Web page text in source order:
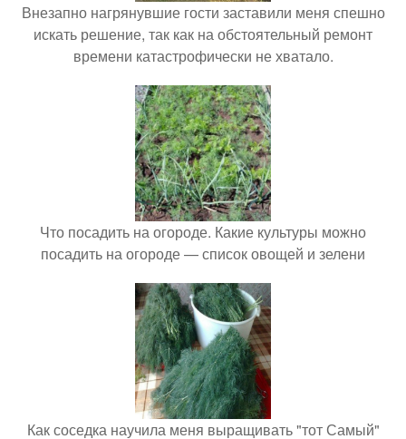
Внезапно нагрянувшие гости заставили меня спешно
искать решение, так как на обстоятельный ремонт
времени катастрофически не хватало.
Что посадить на огороде. Какие культуры можно
посадить на огороде — список овощей и зелени
Как соседка научила меня выращивать "тот Самый"